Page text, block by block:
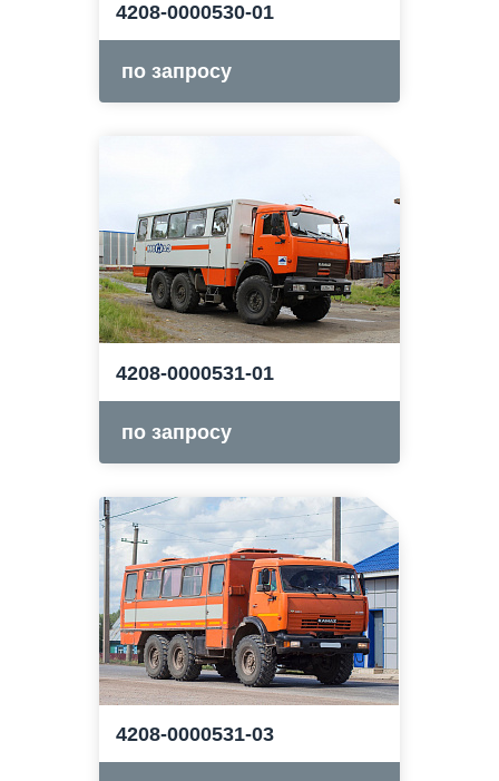
4208-0000530-01
по запросу
4208-0000531-01
по запросу
4208-0000531-03